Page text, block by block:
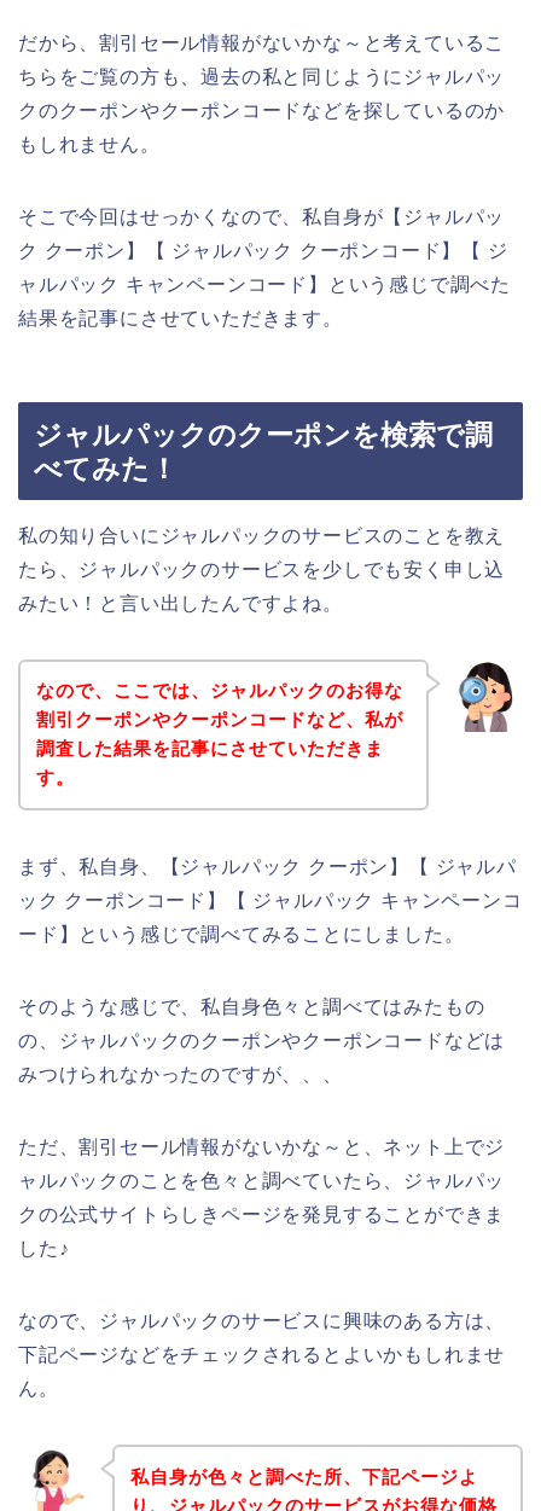
だから、割引セール情報がないかな～と考えているこ
ちらをご覧の方も、過去の私と同じようにジャルパッ
クのクーポンやクーポンコードなどを探しているのか
もしれません。
そこで今回はせっかくなので、私自身が【ジャルパッ
ク クーポン】【 ジャルパック クーポンコード】【 ジ
ャルパック キャンペーンコード】という感じで調べた
結果を記事にさせていただきます。
ジャルパックのクーポンを検索で調
べてみた！
私の知り合いにジャルパックのサービスのことを教え
たら、ジャルパックのサービスを少しでも安く申し込
みたい！と言い出したんですよね。
なので、ここでは、ジャルパックのお得な
割引クーポンやクーポンコードなど、私が
調査した結果を記事にさせていただきま
す。
まず、私自身、【ジャルパック クーポン】【 ジャルパ
ック クーポンコード】【 ジャルパック キャンペーンコ
ード】という感じで調べてみることにしました。
そのような感じで、私自身色々と調べてはみたもの
の、ジャルパックのクーポンやクーポンコードなどは
みつけられなかったのですが、、、
ただ、割引セール情報がないかな～と、ネット上でジ
ャルパックのことを色々と調べていたら、ジャルパッ
クの公式サイトらしきページを発見することができま
した♪
なので、ジャルパックのサービスに興味のある方は、
下記ページなどをチェックされるとよいかもしれませ
ん。
私自身が色々と調べた所、下記ページよ
り、ジャルパックのサービスがお得な価格